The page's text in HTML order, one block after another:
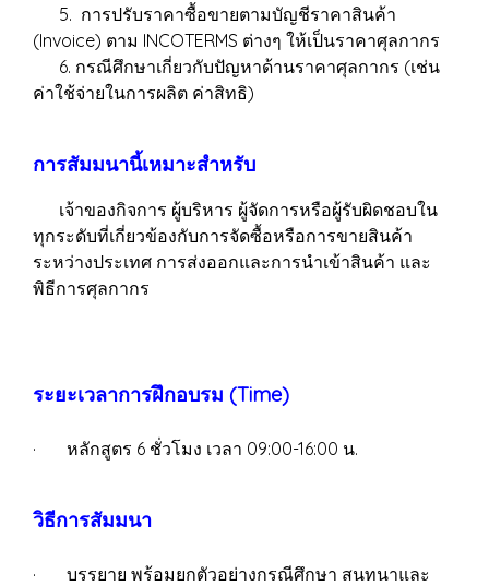
5. การปรับราคาซื้อขายตามบัญชีราคาสินค้า
(Invoice) ตาม INCOTERMS ต่างๆ ให้เป็นราคาศุลกากร
6. กรณีศึกษาเกี่ยวกับปัญหาด้านราคาศุลกากร (เช่น
ค่าใช้จ่ายในการผลิต ค่าสิทธิ)
การสัมมนานี้เหมาะสำหรับ
เจ้าของกิจการ ผู้บริหาร ผู้จัดการหรือผู้รับผิดชอบใน
ทุกระดับที่เกี่ยวข้องกับการจัดซื้อหรือการขายสินค้า
ระหว่างประเทศ การส่งออกและการนำเข้าสินค้า และ
พิธีการศุลกากร
ระยะเวลาการฝึกอบรม (Time)
· หลักสูตร 6 ชั่วโมง เวลา 09:00-16:00 น.
วิธีการสัมมนา
· บรรยาย พร้อมยกตัวอย่างกรณีศึกษา สนทนาและ